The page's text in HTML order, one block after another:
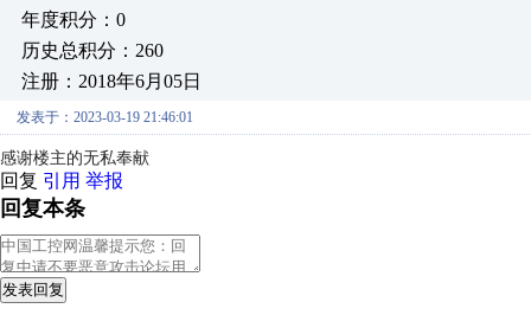
年度积分：0
历史总积分：260
注册：2018年6月05日
发表于：2023-03-19 21:46:01
感谢楼主的无私奉献
回复 引用 举报
回复本条
发表回复